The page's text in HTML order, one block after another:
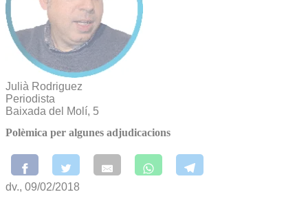
Julià Rodriguez
Periodista
Baixada del Molí, 5
Polèmica per algunes adjudicacions
dv., 09/02/2018